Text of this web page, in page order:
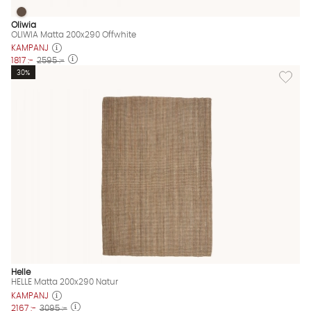
OLIWIA Matta 200x290 Offwhite Finns även i dessa färger:
OLIWIA Matta 200x290 Offwhite
Oliwia
OLIWIA Matta 200x290 Offwhite
KAMPANJ
1817 :- 2595 :-
Lägg
30%
Helle
HELLE Matta 200x290 Natur
KAMPANJ
2167 :- 3095 :-